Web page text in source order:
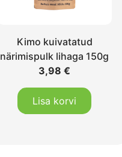
Kimo kuivatatud
närimispulk lihaga 150g
3,98€
Lisa korvi